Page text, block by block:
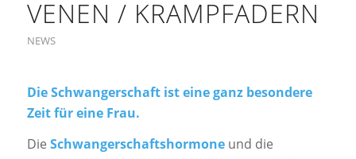
VENEN / KRAMPFADERN
NEWS
Die Schwangerschaft ist eine ganz besondere
Zeit für eine Frau.
Die Schwangerschaftshormoneund die